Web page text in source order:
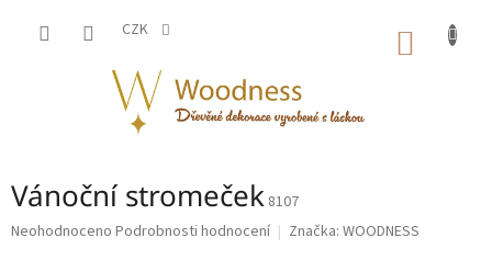
CZK
Vánoční stromeček 8107
Průměrné
Neohodnoceno Podrobnosti hodnocení Značka: WOODNESS